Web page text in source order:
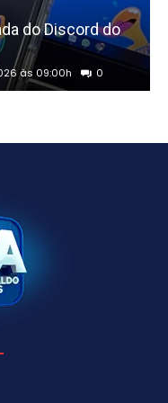
do Discord do
às 09:00h 0